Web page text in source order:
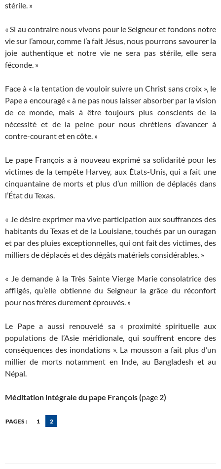
stérile. »
« Si au contraire nous vivons pour le Seigneur et fondons notre
vie sur l’amour, comme l’a fait Jésus, nous pourrons savourer la
joie authentique et notre vie ne sera pas stérile, elle sera
féconde. »
Face à « la tentation de vouloir suivre un Christ sans croix », le
Pape a encouragé « à ne pas nous laisser absorber par la vision
de ce monde, mais à être toujours plus conscients de la
nécessité et de la peine pour nous chrétiens d’avancer à
contre-courant et en côte. »
Le pape François a à nouveau exprimé sa solidarité pour les
victimes de la tempête Harvey, aux États-Unis, qui a fait une
cinquantaine de morts et plus d’un million de déplacés dans
l’État du Texas.
« Je désire exprimer ma vive participation aux souffrances des
habitants du Texas et de la Louisiane, touchés par un ouragan
et par des pluies exceptionnelles, qui ont fait des victimes, des
milliers de déplacés et des dégâts matériels considérables. »
« Je demande à la Très Sainte Vierge Marie consolatrice des
affligés, qu’elle obtienne du Seigneur la grâce du réconfort
pour nos frères durement éprouvés. »
Le Pape a aussi renouvelé sa « proximité spirituelle aux
populations de l’Asie méridionale, qui souffrent encore des
conséquences des inondations ». La mousson a fait plus d’un
millier de morts notamment en Inde, au Bangladesh et au
Népal.
Méditation intégrale du pape François (page 2)
PAGES : 1 2